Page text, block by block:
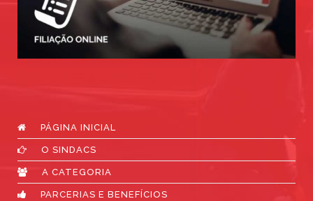
PÁGINA INICIAL
O SINDACS
A CATEGORIA
PARCERIAS E BENEFÍCIOS